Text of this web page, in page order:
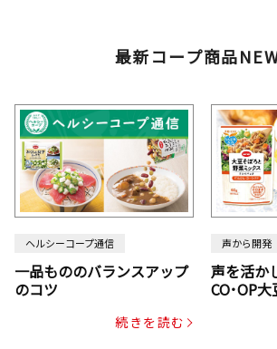
最新コープ商品
ヘルシーコープ通信
一品もののバランスアップ
のコツ
続きを読む
声から開発
声を活か
CO･OP
じん・